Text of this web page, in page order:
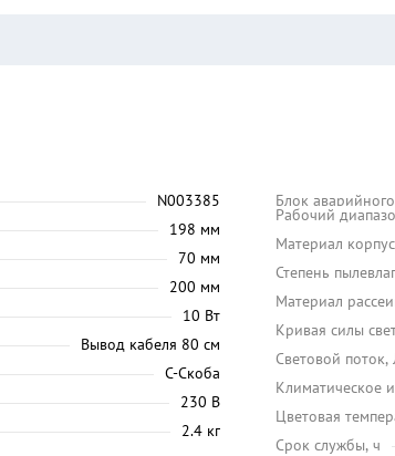
N003385
198 мм
70 мм
200 мм
10 Вт
Вывод кабеля 80 см
С-Скоба
230 В
2.4 кг
Блок
Рабочий
Материал
Степень
Материал
Кривая силы
Световой поток,
Климатическое
Цветовая
Срок службы, ч